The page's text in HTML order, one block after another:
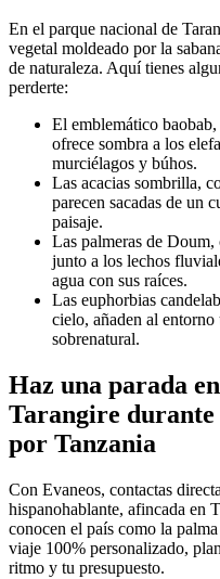
En el parque nacional de
vegetal moldeado por la
de naturaleza. Aquí tienes
perderte:
El emblemático
ofrece sombra a los
murciélagos y búhos.
Las acacias sombrilla,
parecen sacadas de un
paisaje.
Las palmeras de Doum,
junto a los lechos
agua con sus raíces.
Las euphorbias
cielo, añaden al
sobrenatural.
Haz una parada
Tarangire
por Tanzania
Con Evaneos, contactas
hispanohablante, afincada en
conocen el país como la
viaje 100% personalizado,
ritmo y tu presupuesto.